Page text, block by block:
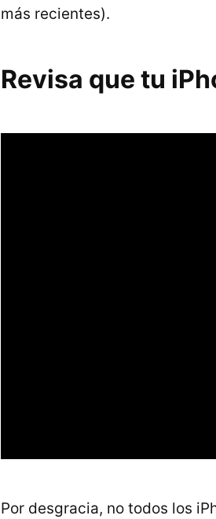
más recientes).
Revisa que tu
Por desgracia, no todos los